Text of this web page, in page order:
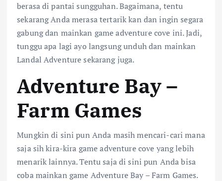
berasa di pantai sungguhan. Bagaimana, tentu
sekarang Anda merasa tertarik kan dan ingin segara
gabung dan mainkan game adventure cove ini. Jadi,
tunggu apa lagi ayo langsung unduh dan mainkan
Landal Adventure sekarang juga.
Adventure Bay –
Farm Games
Mungkin di sini pun Anda masih mencari-cari mana
saja sih kira-kira game adventure cove yang lebih
menarik lainnya. Tentu saja di sini pun Anda bisa
coba mainkan game Adventure Bay – Farm Games.